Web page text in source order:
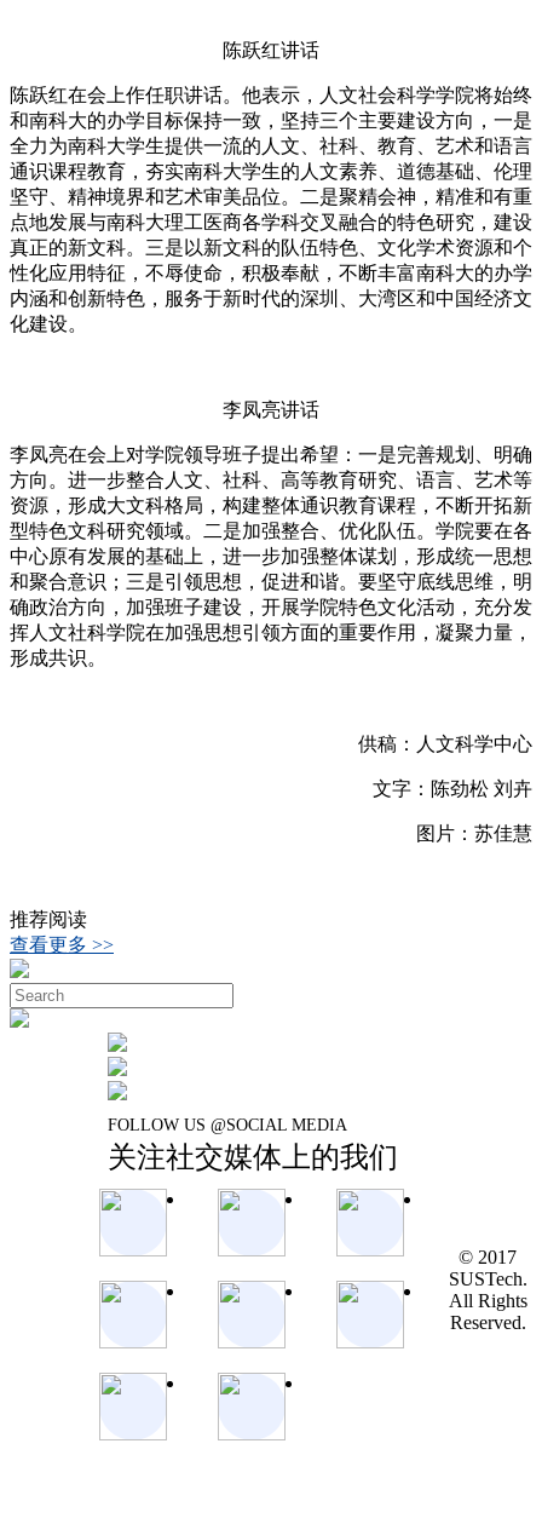
陈跃红讲话
陈跃红在会上作任职讲话。他表示，人文社会科学学院将始终
和南科大的办学目标保持一致，坚持三个主要建设方向，一是
全力为南科大学生提供一流的人文、社科、教育、艺术和语言
通识课程教育，夯实南科大学生的人文素养、道德基础、伦理
坚守、精神境界和艺术审美品位。二是聚精会神，精准和有重
点地发展与南科大理工医商各学科交叉融合的特色研究，建设
真正的新文科。三是以新文科的队伍特色、文化学术资源和个
性化应用特征，不辱使命，积极奉献，不断丰富南科大的办学
内涵和创新特色，服务于新时代的深圳、大湾区和中国经济文
化建设。
李凤亮讲话
李凤亮在会上对学院领导班子提出希望：一是完善规划、明确
方向。进一步整合人文、社科、高等教育研究、语言、艺术等
资源，形成大文科格局，构建整体通识教育课程，不断开拓新
型特色文科研究领域。二是加强整合、优化队伍。学院要在各
中心原有发展的基础上，进一步加强整体谋划，形成统一思想
和聚合意识；三是引领思想，促进和谐。要坚守底线思维，明
确政治方向，加强班子建设，开展学院特色文化活动，充分发
挥人文社科学院在加强思想引领方面的重要作用，凝聚力量，
形成共识。
供稿：人文科学中心
文字：陈劲松 刘卉
图片：苏佳慧
推荐阅读
查看更多 >>
FOLLOW US @SOCIAL MEDIA
关注社交媒体上的我们
© 2017
SUSTech.
All Rights
Reserved.